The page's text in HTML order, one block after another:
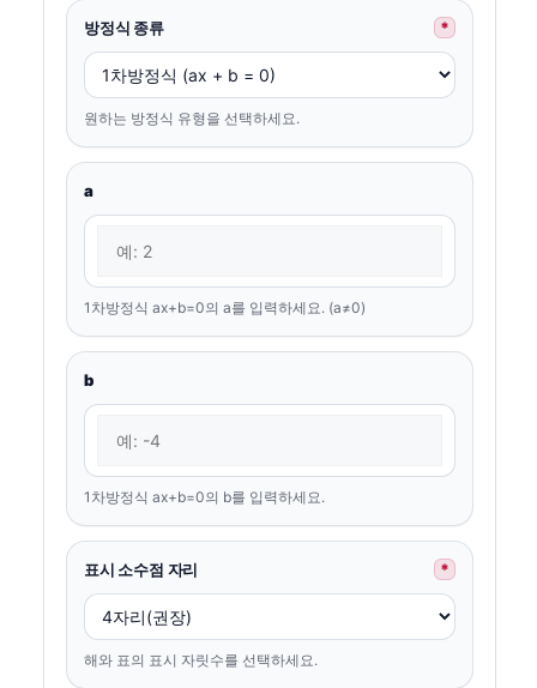
방정식 종류 *
원하는 방정식 유형을 선택하세요.
a
1차방정식 ax+b=0의 a를 입력하세요. (a≠0)
b
1차방정식 ax+b=0의 b를 입력하세요.
표시 소수점 자리 *
해와 표의 표시 자릿수를 선택하세요.